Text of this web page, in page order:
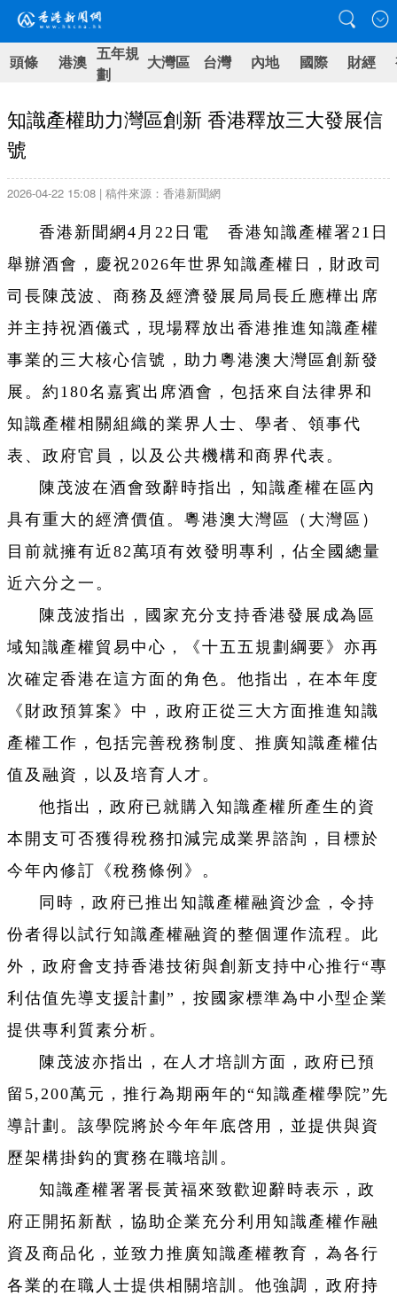
頭條 港澳 五年規
劃
大灣區 台灣 內地 國際 財經
知識產權助力灣區創新 香港釋放三大發展信
號
2026-04-22 15:08 | 稿件來源：香港新聞網
香港新聞網4月22日電 香港知識產權署21日
舉辦酒會，慶祝2026年世界知識產權日，財政司
司長陳茂波、商務及經濟發展局局長丘應樺出席
并主持祝酒儀式，現場釋放出香港推進知識產權
事業的三大核心信號，助力粵港澳大灣區創新發
展。約180名嘉賓出席酒會，包括來自法律界和
知識產權相關組織的業界人士、學者、領事代
表、政府官員，以及公共機構和商界代表。
陳茂波在酒會致辭時指出，知識產權在區內
具有重大的經濟價值。粵港澳大灣區（大灣區）
目前就擁有近82萬項有效發明專利，佔全國總量
近六分之一。
陳茂波指出，國家充分支持香港發展成為區
域知識產權貿易中心，《十五五規劃綱要》亦再
次確定香港在這方面的角色。他指出，在本年度
《財政預算案》中，政府正從三大方面推進知識
產權工作，包括完善稅務制度、推廣知識產權估
值及融資，以及培育人才。
他指出，政府已就購入知識產權所產生的資
本開支可否獲得稅務扣減完成業界諮詢，目標於
今年內修訂《稅務條例》。
同時，政府已推出知識產權融資沙盒，令持
份者得以試行知識產權融資的整個運作流程。此
外，政府會支持香港技術與創新支持中心推行“專
利估值先導支援計劃”，按國家標準為中小型企業
提供專利質素分析。
陳茂波亦指出，在人才培訓方面，政府已預
留5,200萬元，推行為期兩年的“知識產權學院”先
導計劃。該學院將於今年年底啓用，並提供與資
歷架構掛鈎的實務在職培訓。
知識產權署署長黃福來致歡迎辭時表示，政
府正開拓新猷，協助企業充分利用知識產權作融
資及商品化，並致力推廣知識產權教育，為各行
各業的在職人士提供相關培訓。他強調，政府持